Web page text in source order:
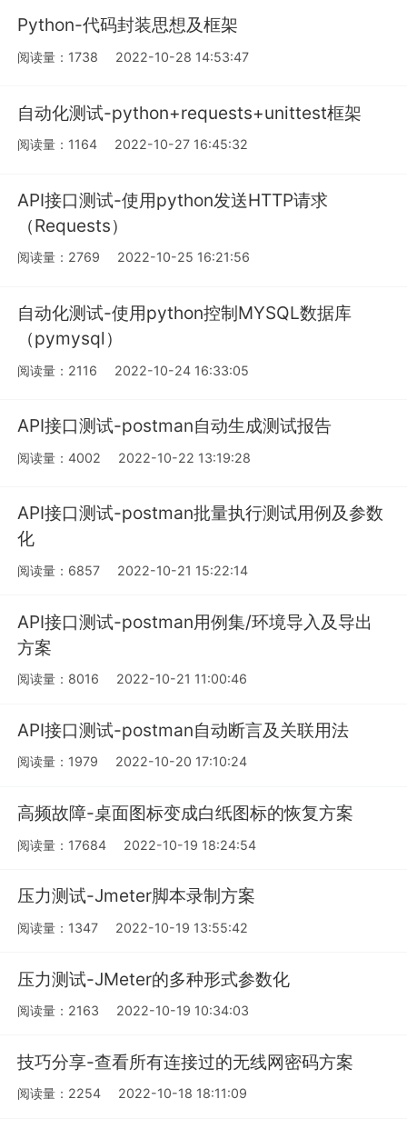
Python-代码封装思想及框架
阅读量：1738 2022-10-28 14:53:47
自动化测试-python+requests+unittest框架
阅读量：1164 2022-10-27 16:45:32
API接口测试-使用python发送HTTP请求
（Requests）
阅读量：2769 2022-10-25 16:21:56
自动化测试-使用python控制MYSQL数据库
（pymysql）
阅读量：2116 2022-10-24 16:33:05
API接口测试-postman自动生成测试报告
阅读量：4002 2022-10-22 13:19:28
API接口测试-postman批量执行测试用例及参数
化
阅读量：6857 2022-10-21 15:22:14
API接口测试-postman用例集/环境导入及导出
方案
阅读量：8016 2022-10-21 11:00:46
API接口测试-postman自动断言及关联用法
阅读量：1979 2022-10-20 17:10:24
高频故障-桌面图标变成白纸图标的恢复方案
阅读量：17684 2022-10-19 18:24:54
压力测试-Jmeter脚本录制方案
阅读量：1347 2022-10-19 13:55:42
压力测试-JMeter的多种形式参数化
阅读量：2163 2022-10-19 10:34:03
技巧分享-查看所有连接过的无线网密码方案
阅读量：2254 2022-10-18 18:11:09